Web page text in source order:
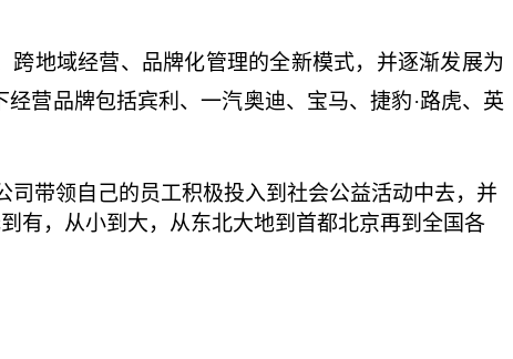
地域经营、品牌化管理的全新模式，并逐渐发展为
营品牌包括宾利、一汽奥迪、宝马、捷豹·路虎、英
带领自己的员工积极投入到社会公益活动中去，并
有，从小到大，从东北大地到首都北京再到全国各